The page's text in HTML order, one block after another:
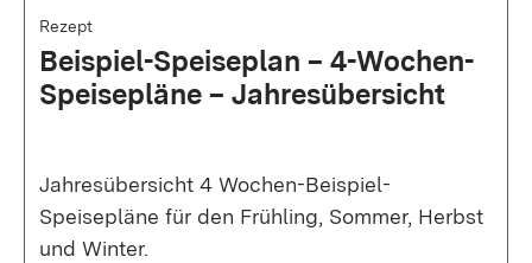
Rezept
Beispiel-Speiseplan – 4-Wochen-
Speisepläne – Jahresübersicht
Jahresübersicht 4 Wochen-Beispiel-
Speisepläne für den Frühling, Sommer, Herbst
und Winter.